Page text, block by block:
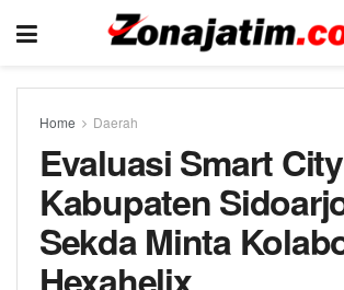
Home Daerah
Evaluasi Smart City
Kabupaten
Sekda Minta